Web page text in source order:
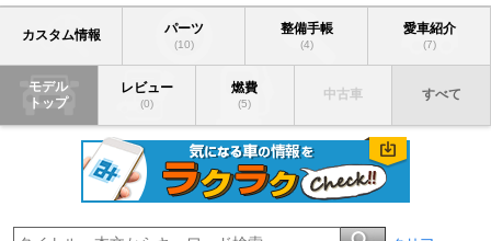
カスタム情報 パーツ
(10)
整備手帳
(4)
愛車紹介
(7)
モデル
トップ
レビュー
(0)
燃費
(5)
中古車 すべて